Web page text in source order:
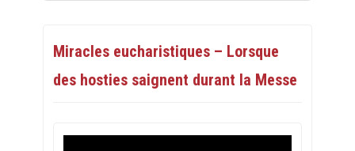
Miracles eucharistiques – Lorsque
des hosties saignent durant la Messe